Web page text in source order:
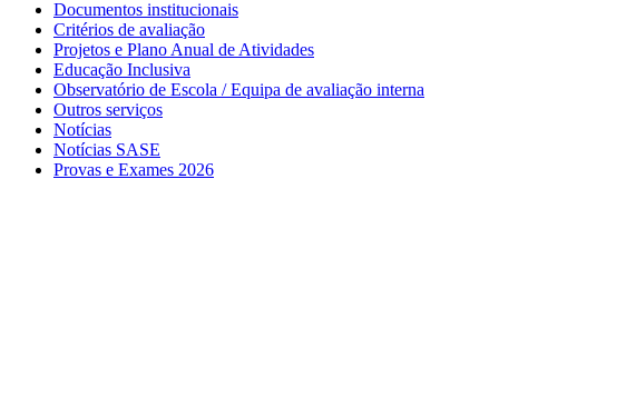
Documentos institucionais
Critérios de avaliação
Projetos e Plano Anual de Atividades
Educação Inclusiva
Observatório de Escola / Equipa de avaliação interna
Outros serviços
Notícias
Notícias SASE
Provas e Exames 2026